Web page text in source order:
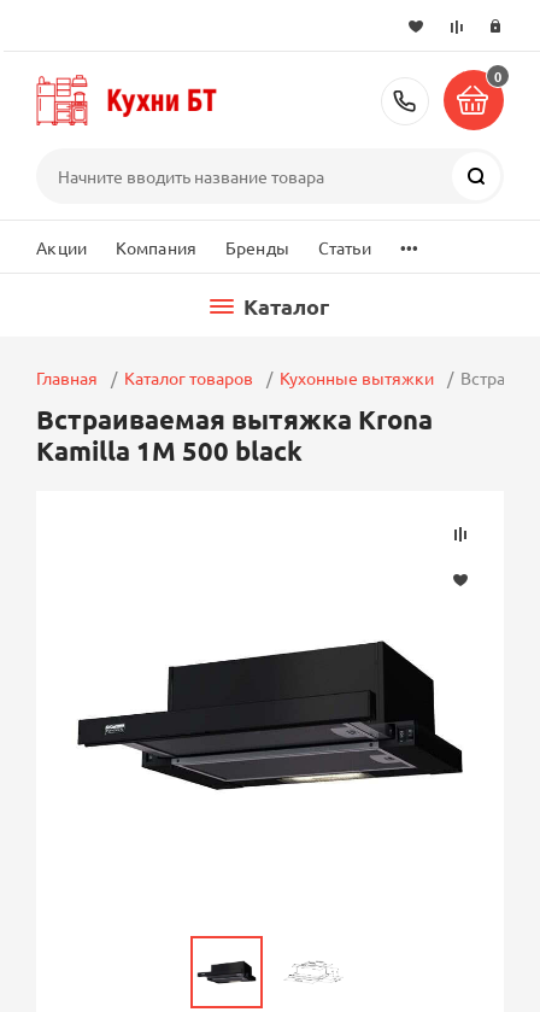
+7 (495)
0
Акции Компания Бренды Статьи ...
Каталог
Главная Каталог товаров Кухонные вытяжки
Встраиваемая вытяжка Krona
Kamilla 1M 500 black